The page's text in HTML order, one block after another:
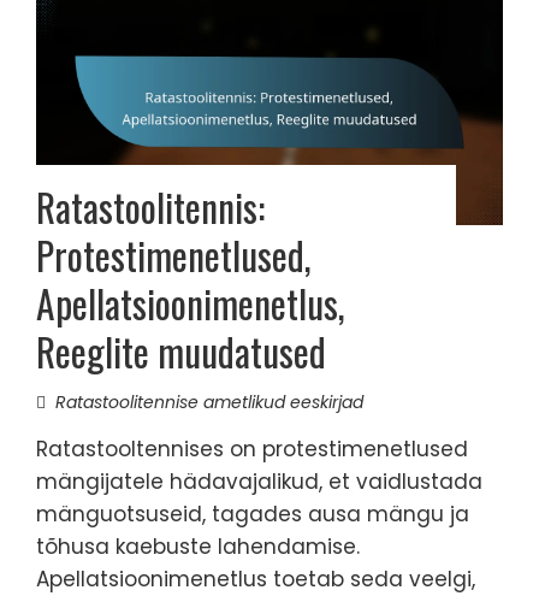
Ratastoolitennis:
Protestimenetlused,
Apellatsioonimenetlus,
Reeglite muudatused
Ratastoolitennise ametlikud eeskirjad
Ratastooltennises on protestimenetlused
mängijatele hädavajalikud, et vaidlustada
mänguotsuseid, tagades ausa mängu ja
tõhusa kaebuste lahendamise.
Apellatsioonimenetlus toetab seda veelgi,